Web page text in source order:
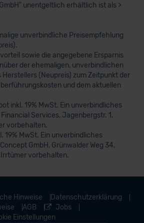
unentgeltlich erhältlich ist als >
unverbindliche Preisempfehlung
sowie die angegebene Ersparnis
der ehemaligen, unverbindlichen
Herstellers (Neupreis) zum Zeitpunkt der
und dem aktuellen
inkl. 19% MwSt. Ein unverbindliches
Services, Jagenbergstr. 1,
vorbehalten.
19% MwSt. Ein unverbindliches
GmbH, Grünwalder Weg 34,
vorbehalten.
Hinweise
Datenschutzerklärung
AGB
Jobs
Einstellungen